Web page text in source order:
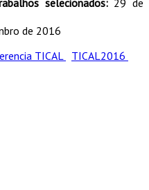
selecionados:29 de
de 2016
TICAL TICAL2016